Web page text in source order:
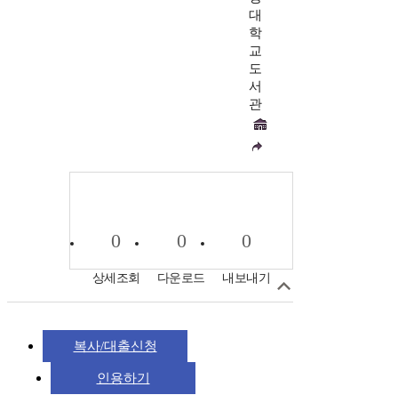
대
학
교
도
서
관
0
상세조회
0
다운로드
0
내보내기
복사/대출신청
인용하기